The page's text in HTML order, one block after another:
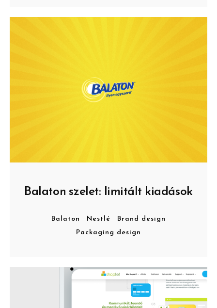
Balaton szelet: limitált kiadások
Balaton Nestlé
Brand design
Packaging design